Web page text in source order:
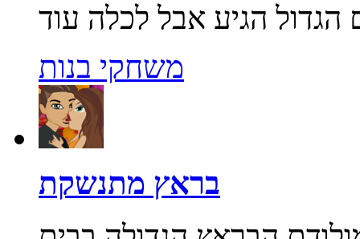
משחקי בנות
בראץ מתנשקת